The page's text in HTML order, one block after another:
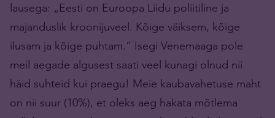
lausega: „Eesti on Euroopa Liidu poliitiline ja
majanduslik kroonijuveel. Kõige väiksem, kõige
ilusam ja kõige puhtam.” Isegi Venemaaga pole
meil aegade algusest saati veel kunagi olnud nii
häid suhteid kui praegu! Meie kaubavahetuse maht
on nii suur (10%), et oleks aeg hakata mõtlema